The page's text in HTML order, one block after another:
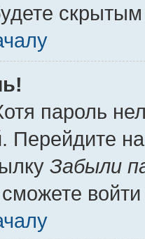
пароль
Перейдите
Забыли